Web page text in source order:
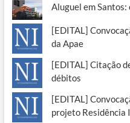
Aluguel em
[EDITAL]
da Apae
[EDITAL] Citação
débitos
[EDITAL]
projeto Residência